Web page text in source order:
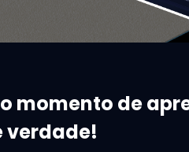
momento de
verdade!